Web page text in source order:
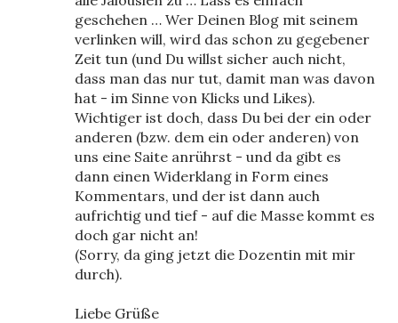
geschehen … Wer Deinen Blog mit seinem
verlinken will, wird das schon zu gegebener
Zeit tun (und Du willst sicher auch nicht,
dass man das nur tut, damit man was davon
hat - im Sinne von Klicks und Likes).
Wichtiger ist doch, dass Du bei der ein oder
anderen (bzw. dem ein oder anderen) von
uns eine Saite anrührst - und da gibt es
dann einen Widerklang in Form eines
Kommentars, und der ist dann auch
aufrichtig und tief - auf die Masse kommt es
doch gar nicht an!
(Sorry, da ging jetzt die Dozentin mit mir
durch).
Liebe Grüße